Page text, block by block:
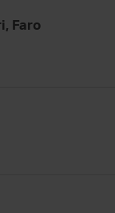
Faro